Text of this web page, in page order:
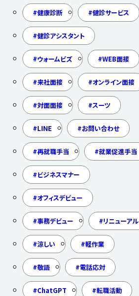
健康診断 健診サービス
健診アシスタント
ウォームビズ WEB面接
来社面接 オンライン面接
対面面接 スーツ
LINE お問い合わせ
再就職手当 就業促進手当
ビジネスマナー
オフィスデビュー
事務デビュー リニューアル
涼しい 軽作業
敬語 電話応対
ChatGPT 転職活動